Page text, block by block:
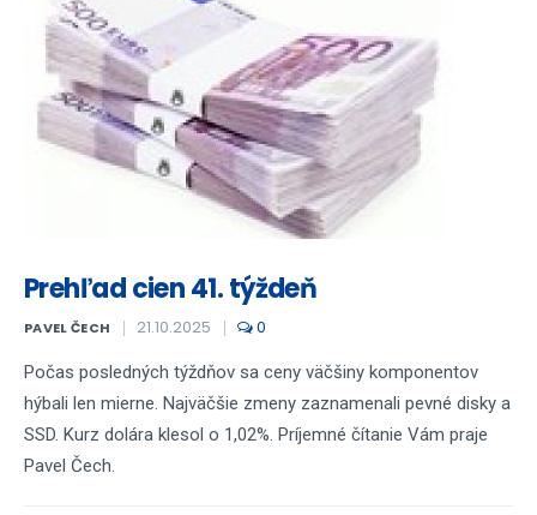
Prehľad cien 41. týždeň
PAVEL ČECH 21.10.2025 0
Počas posledných týždňov sa ceny väčšiny komponentov
hýbali len mierne. Najväčšie zmeny zaznamenali pevné disky a
SSD. Kurz dolára klesol o 1,02%. Príjemné čítanie Vám praje
Pavel Čech.